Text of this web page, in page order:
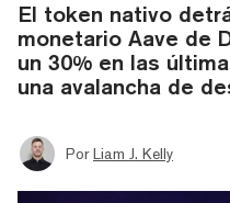
El token nativo
monetario Aave de
un 30% en las
una avalancha de
Por Liam J. Kelly